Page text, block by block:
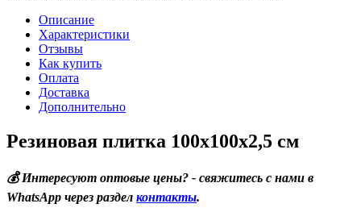
Описание
Характеристики
Отзывы
Как купить
Оплата
Доставка
Дополнительно
Резиновая плитка 100х100х2,5 см
💰 Интересуют оптовые цены? - свяжитесь с нами в
WhatsApp через раздел контакты.